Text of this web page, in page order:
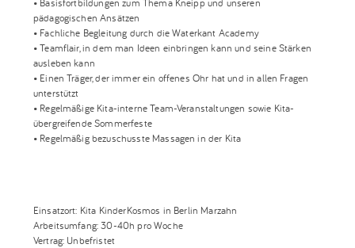
pädagogischen Ansätzen
• Fachliche Begleitung durch die Waterkant Academy
• Teamflair, in dem man Ideen einbringen kann und seine Stärken
ausleben kann
• Einen Träger, der immer ein offenes Ohr hat und in allen Fragen
unterstützt
• Regelmäßige Kita-interne Team-Veranstaltungen sowie Kita-
übergreifende Sommerfeste
• Regelmäßig bezuschusste Massagen in der Kita
Einsatzort: Kita KinderKosmos in Berlin Marzahn
Arbeitsumfang: 30-40h pro Woche
Vertrag: Unbefristet